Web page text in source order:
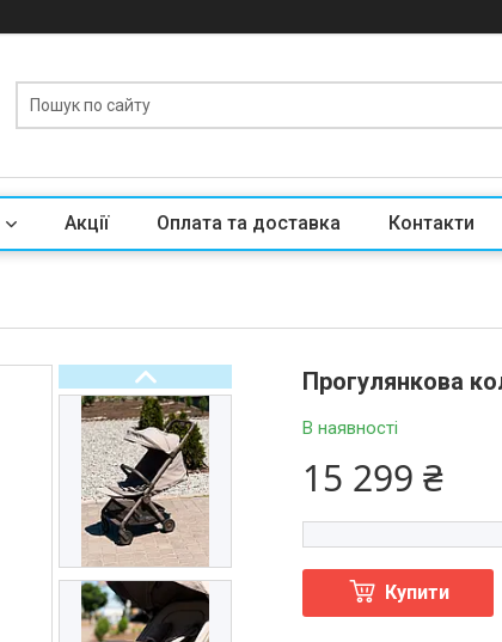
Акції Оплата та доставка Контакти
Прогулянкова
В наявності
15 299 ₴
Купити